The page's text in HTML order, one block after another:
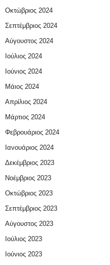
Οκτώβριος 2024
Σεπτέμβριος 2024
Αύγουστος 2024
Ιούλιος 2024
Ιούνιος 2024
Μάιος 2024
Απρίλιος 2024
Μάρτιος 2024
Φεβρουάριος 2024
Ιανουάριος 2024
Δεκέμβριος 2023
Νοέμβριος 2023
Οκτώβριος 2023
Σεπτέμβριος 2023
Αύγουστος 2023
Ιούλιος 2023
Ιούνιος 2023